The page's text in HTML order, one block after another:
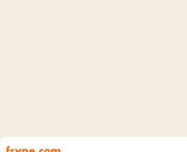
Pāriet